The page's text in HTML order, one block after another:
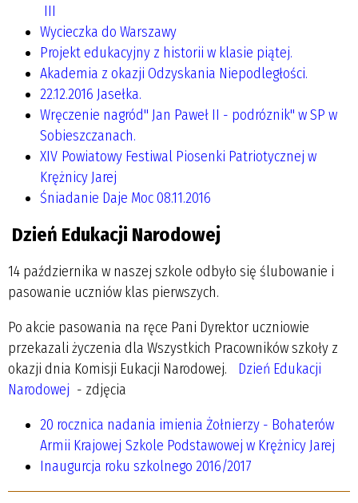
III
Wycieczka do Warszawy
Projekt edukacyjny z historii w klasie piątej.
Akademia z okazji Odzyskania Niepodległości.
22.12.2016 Jasełka.
Wręczenie nagród" Jan Paweł II - podróznik" w SP w
Sobieszczanach.
XIV Powiatowy Festiwal Piosenki Patriotycznej w
Krężnicy Jarej
Śniadanie Daje Moc 08.11.2016
Dzień Edukacji Narodowej
14 października w naszej szkole odbyło się ślubowanie i
pasowanie uczniów klas pierwszych.
Po akcie pasowania na ręce Pani Dyrektor uczniowie
przekazali życzenia dla Wszystkich Pracowników szkoły z
okazji dnia Komisji Eukacji Narodowej. Dzień Edukacji
Narodowej - zdjęcia
20 rocznica nadania imienia Żołnierzy - Bohaterów
Armii Krajowej Szkole Podstawowej w Krężnicy Jarej
Inaugurcja roku szkolnego 2016/2017